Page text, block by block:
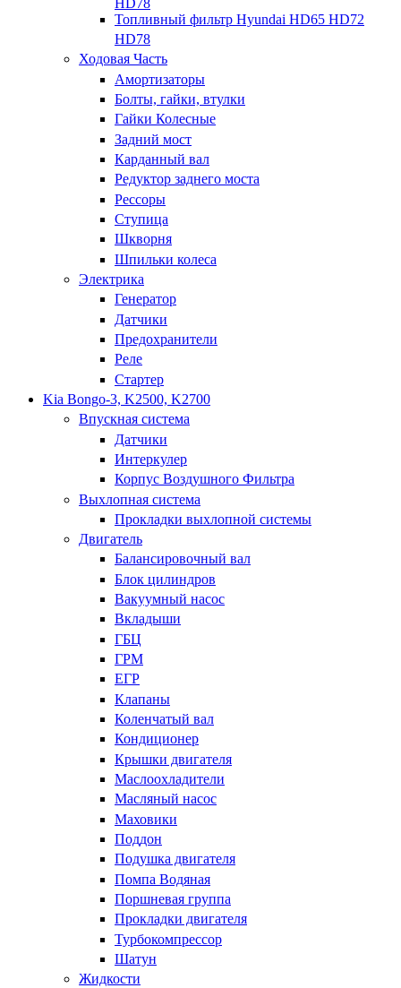
Топливный фильтр Hyundai HD65 HD72
HD78
Ходовая Часть
Амортизаторы
Болты, гайки, втулки
Гайки Колесные
Задний мост
Карданный вал
Редуктор заднего моста
Рессоры
Ступица
Шкворня
Шпильки колеса
Электрика
Генератор
Датчики
Предохранители
Реле
Стартер
Kia Bongo-3, K2500, K2700
Впускная система
Датчики
Интеркулер
Корпус Воздушного Фильтра
Выхлопная система
Прокладки выхлопной системы
Двигатель
Балансировочный вал
Блок цилиндров
Вакуумный насос
Вкладыши
ГБЦ
ГРМ
ЕГР
Клапаны
Коленчатый вал
Кондиционер
Крышки двигателя
Маслоохладители
Масляный насос
Маховики
Поддон
Подушка двигателя
Помпа Водяная
Поршневая группа
Прокладки двигателя
Турбокомпрессор
Шатун
Жидкости